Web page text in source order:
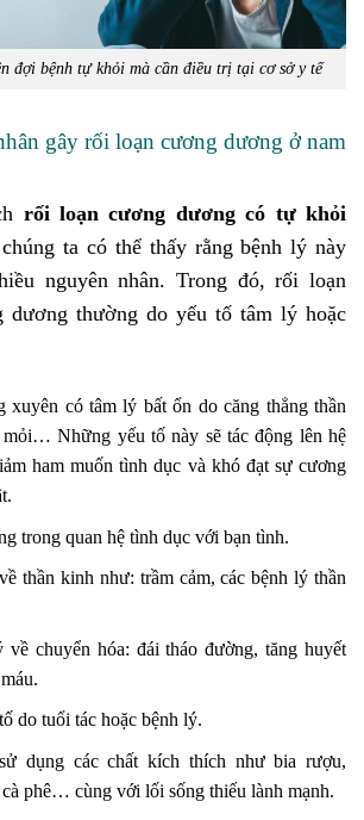
đợi bệnh tự khỏi mà cần điều trị tại cơ sở y tế
gây rối loạn cương dương ở nam
rối loạn cương dương có tự khỏi
ta có thể thấy rằng bệnh lý này
nguyên nhân. Trong đó, rối loạn
dương thường do yếu tố tâm lý hoặc
xuyên có tâm lý bất ổn do căng thẳng thần
mỏi… Những yếu tố này sẽ tác động lên hệ
ham muốn tình dục và khó đạt sự cương
trong quan hệ tình dục với bạn tình.
thần kinh như: trầm cảm, các bệnh lý thần
về chuyển hóa: đái tháo đường, tăng huyết
do tuổi tác hoặc bệnh lý.
dụng các chất kích thích như bia rượu,
phê… cùng với lối sống thiếu lành mạnh.